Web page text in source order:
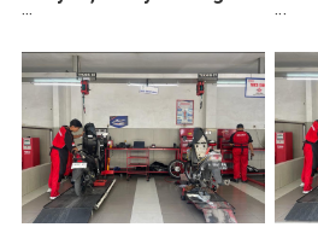
Solusinya
Ini